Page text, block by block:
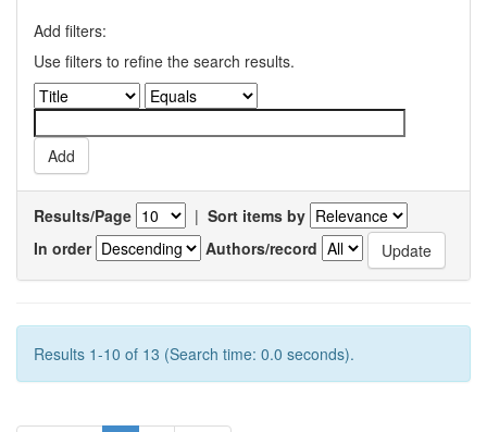
Add filters:
Use filters to refine the search results.
Results/Page | Sort items by
In order
Authors/record
Results 1-10 of 13 (Search time: 0.0 seconds).